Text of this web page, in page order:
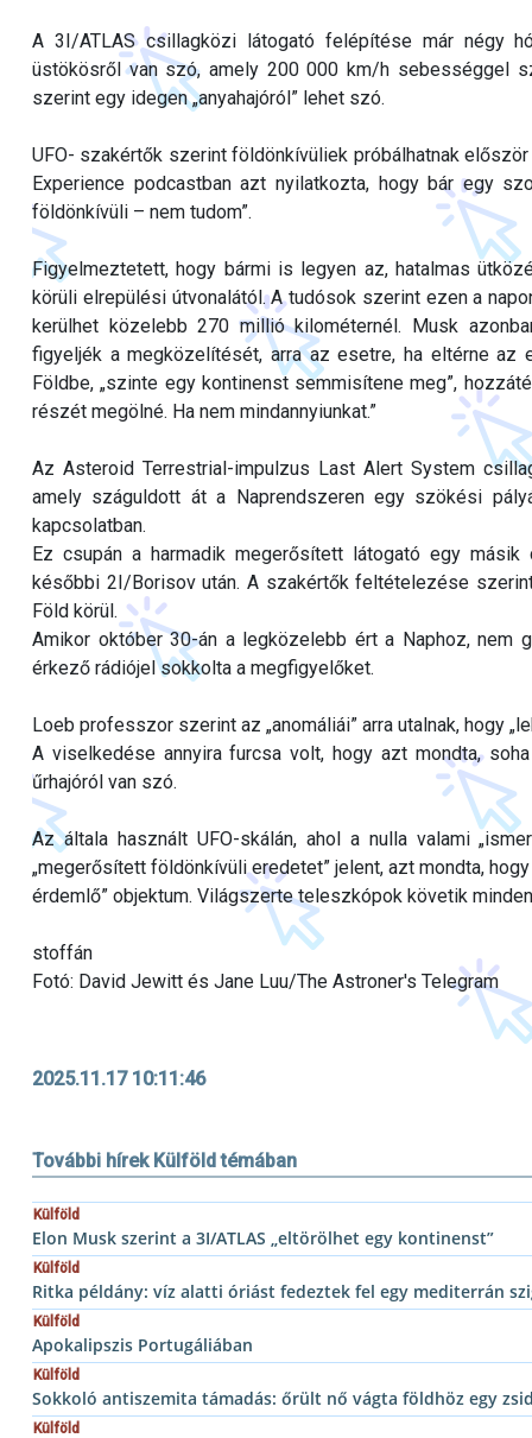
A 3I/ATLAS csillagközi látogató felépítése már négy
üstökösről van szó, amely 200 000 km/h sebességgel
szerint egy idegen „anyahajóról” lehet szó.
UFO- szakértők szerint földönkívüliek próbálhatnak
Experience podcastban azt nyilatkozta, hogy bár egy
földönkívüli – nem tudom”.
Figyelmeztetett, hogy bármi is legyen az, hatalmas
körüli elrepülési útvonalától. A tudósok szerint ezen a
kerülhet közelebb 270 millió kilométernél. Musk
figyeljék a megközelítését, arra az esetre, ha eltérne az
Földbe, „szinte egy kontinenst semmisítene meg”,
részét megölné. Ha nem mindannyiunkat.”
Az Asteroid Terrestrial-impulzus Last Alert System
amely száguldott át a Naprendszeren egy szökési
kapcsolatban.
Ez csupán a harmadik megerősített látogató egy
későbbi 2I/Borisov után. A szakértők feltételezése
Föld körül.
Amikor október 30-án a legközelebb ért a Naphoz, nem
érkező rádiójel sokkolta a megfigyelőket.
Loeb professzor szerint az „anomáliái” arra utalnak, hogy
A viselkedése annyira furcsa volt, hogy azt mondta,
űrhajóról van szó.
Az általa használt UFO-skálán, ahol a nulla valami
„megerősített földönkívüli eredetet” jelent, azt mondta,
érdemlő” objektum. Világszerte teleszkópok követik
stoffán
Fotó: David Jewitt és Jane Luu/The Astroner's Telegram
2025.11.17 10:11:46
További hírek Külföld témában
Külföld
Elon Musk szerint a 3I/ATLAS „eltörölhet egy kontinenst”
Külföld
Ritka példány: víz alatti óriást fedeztek fel egy mediterrán
Külföld
Apokalipszis Portugáliában
Külföld
Sokkoló antiszemita támadás: őrült nő vágta földhöz egy
Külföld